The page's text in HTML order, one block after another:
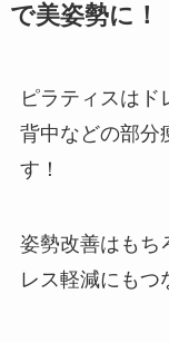
で美姿勢に！
ピラティスはド
背中などの部分
す！
姿勢改善はもち
レス軽減にもつ